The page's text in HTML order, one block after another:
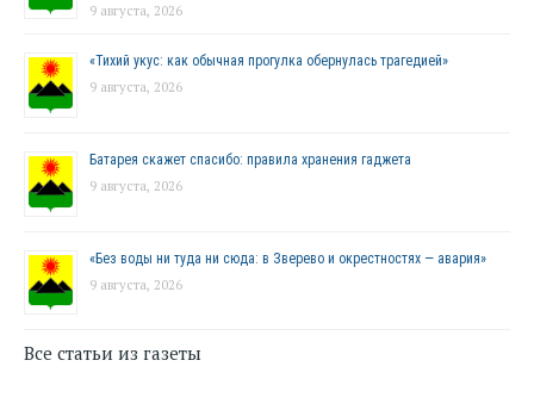
9 августа, 2026
«Тихий укус: как обычная прогулка обернулась трагедией»
9 августа, 2026
Батарея скажет спасибо: правила хранения гаджета
9 августа, 2026
«Без воды ни туда ни сюда: в Зверево и окрестностях — авария»
9 августа, 2026
Все статьи из газеты